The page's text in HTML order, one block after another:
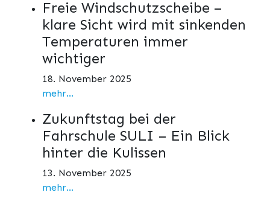
Freie Windschutzscheibe –
klare Sicht wird mit sinkenden
Temperaturen immer
wichtiger
18. November 2025
mehr...
Zukunftstag bei der
Fahrschule SULI – Ein Blick
hinter die Kulissen
13. November 2025
mehr...